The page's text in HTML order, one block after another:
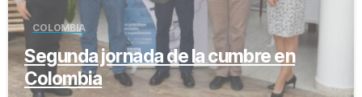
COLOMBIA
Segunda jornada de la cumbre en
Colombia